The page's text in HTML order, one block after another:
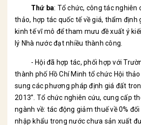
Thứ ba: Tổ chức, công tác nghiên
thảo, hợp tác quốc tế về giá, thẩm định
kinh tế vĩ mô để tham mưu đề xuất ý
lý Nhà nước đạt nhiều thành công.
- Hội đã hợp tác, phối hợp với
thành phố Hồ Chí Minh tổ chức Hội thảo
sung các phương pháp định giá đất
2013”. Tổ chức nghiên cứu, cung cấp
ngành về: tác động giảm thuế về 0%
nhập khẩu trong nước chưa sản xuất